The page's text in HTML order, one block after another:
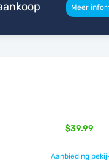
Meer
$39.99
Aanbieding